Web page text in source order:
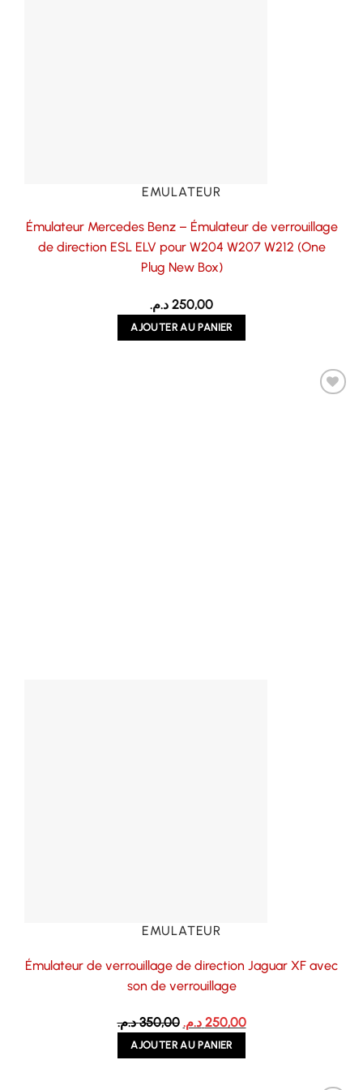
EMULATEUR
Émulateur Mercedes Benz – Émulateur de verrouillage
de direction ESL ELV pour W204 W207 W212 (One
Plug New Box)
250,00 د.م.
AJOUTER AU PANIER
EMULATEUR
Émulateur de verrouillage de direction Jaguar XF avec
son de verrouillage
350,00 د.م.
Le
prix
initial
250,00 د.م.
Le
actuel
AJOUTER AU PANIER